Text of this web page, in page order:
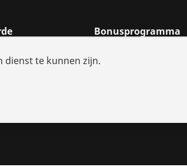
Bonusprogramma
Bonusprogramma
dienst te kunnen zijn.